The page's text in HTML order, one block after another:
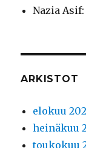
Nazia Asif
ARKISTOT
elokuu
heinäkuu
toukokuu